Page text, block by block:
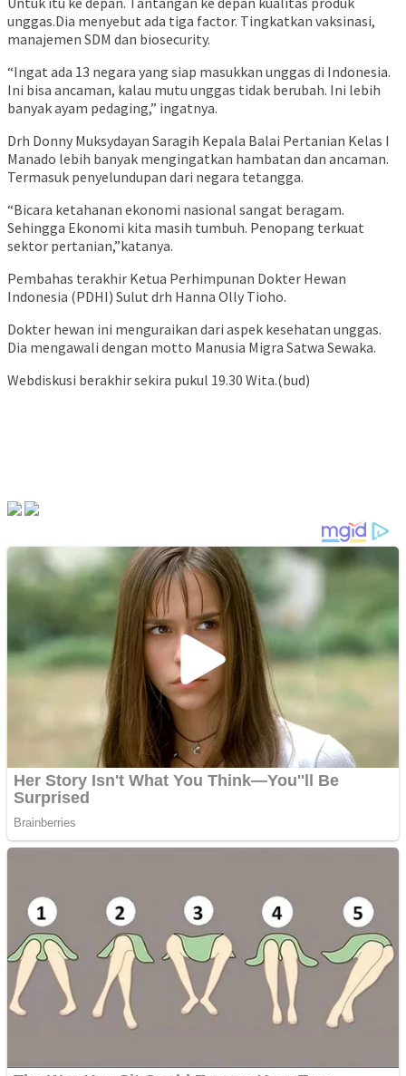
unggas.Dia menyebut ada tiga factor. Tingkatkan vaksinasi,
manajemen SDM dan biosecurity.
“Ingat ada 13 negara yang siap masukkan unggas di Indonesia.
Ini bisa ancaman, kalau mutu unggas tidak berubah. Ini lebih
banyak ayam pedaging,” ingatnya.
Drh Donny Muksydayan Saragih Kepala Balai Pertanian Kelas I
Manado lebih banyak mengingatkan hambatan dan ancaman.
Termasuk penyelundupan dari negara tetangga.
“Bicara ketahanan ekonomi nasional sangat beragam.
Sehingga Ekonomi kita masih tumbuh. Penopang terkuat
sektor pertanian,”katanya.
Pembahas terakhir Ketua Perhimpunan Dokter Hewan
Indonesia (PDHI) Sulut drh Hanna Olly Tioho.
Dokter hewan ini menguraikan dari aspek kesehatan unggas.
Dia mengawali dengan motto Manusia Migra Satwa Sewaka.
Webdiskusi berakhir sekira pukul 19.30 Wita.(bud)